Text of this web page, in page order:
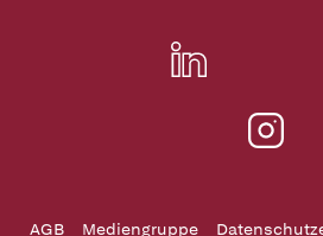
AGB Mediengruppe